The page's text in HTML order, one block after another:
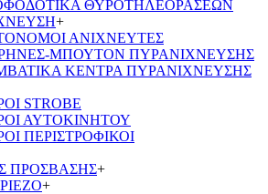
ΘΥΡΟΤΗΛΕΟΡΑΣΕΩΝ
+
ΑΝΙΧΝΕΥΤΕΣ
ΜΠΟΥΤΟΝ ΠΥΡΑΝΙΧΝΕΥΣΗΣ
ΚΕΝΤΡΑ ΠΥΡΑΝΙΧΝΕΥΣΗΣ
STROBE
ΑΥΤΟΚΙΝΗΤΟΥ
ΠΕΡΙΣΤΡΟΦΙΚΟΙ
ΠΡΟΣΒΑΣΗΣ+
+